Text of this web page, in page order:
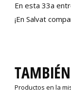
En esta 33a
¡En Salvat
TAMBIÉN
Productos en la